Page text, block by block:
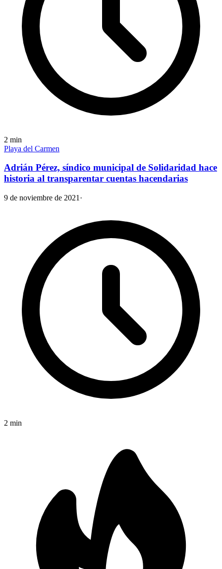
2 min
Playa del Carmen
Adrián Pérez, síndico municipal de Solidaridad hace
historia al transparentar cuentas hacendarias
9 de noviembre de 2021 ·
2 min